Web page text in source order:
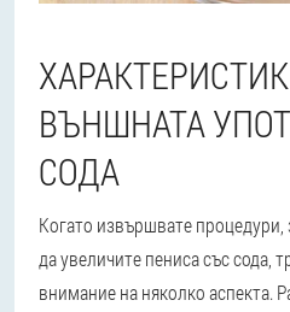
ВЪНШНАТА
СОДА
Когато извършвате
да увеличите пениса със сода,
внимание на няколко аспекта.